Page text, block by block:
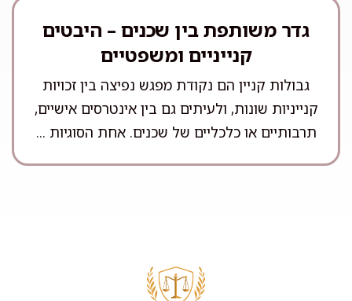
גדר משותפת בין שכנים – היבטים
קנייניים ומשפטיים
גבולות קניין הם נקודת מפגש נפיצה בין זכויות
קנייניות שונות, ולעיתים גם בין אינטרסים אישיים,
תרבותיים או כלכליים של שכנים. אחת הסוגיות ...